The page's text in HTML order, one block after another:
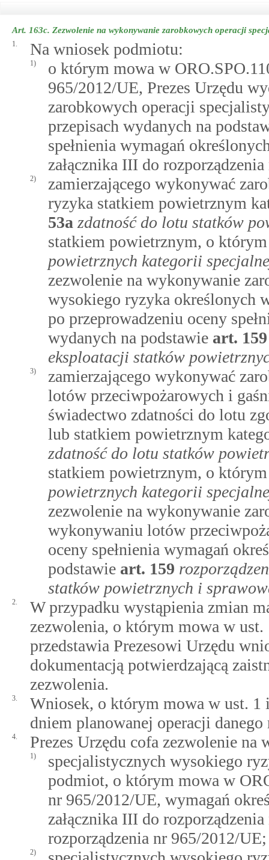
Art. 163c. Zezwolenie na wykonywanie zarobkowych operacji
1. Na wniosek podmiotu:
1)
o którym mowa w
965/2012/UE, Prezes Urzędu
zarobkowych operacji
przepisach wydanych na
spełnienia wymagań
załącznika III do
2)
zamierzającego wykonywać
ryzyka statkiem powietrznym
53a zdatność do lotu statków
statkiem powietrznym, o
powietrznych kategorii
zezwolenie na wykonywanie
wysokiego ryzyka określonych
po przeprowadzeniu oceny
wydanych na podstawie art. 159
eksploatacji statków
3)
zamierzającego wykonywać
lotów przeciwpożarowych i
świadectwo zdatności do lotu
lub statkiem powietrznym
zdatność do lotu statków
statkiem powietrznym, o
powietrznych kategorii
zezwolenie na wykonywanie
wykonywaniu lotów
oceny spełnienia wymagań
podstawie art. 159
statków powietrznych i
2.
W przypadku wystąpienia zmian
zezwolenia, o którym mowa w
przedstawia Prezesowi Urzędu
dokumentacją potwierdzającą
zezwolenia.
3.
Wniosek, o którym mowa w ust. 1
dniem planowanej operacji danego
4. Prezes Urzędu cofa zezwolenie
1)
specjalistycznych wysokiego
podmiot, o którym mowa w
nr 965/2012/UE, wymagań
załącznika III do
rozporządzenia nr 965/2012/UE;
2)